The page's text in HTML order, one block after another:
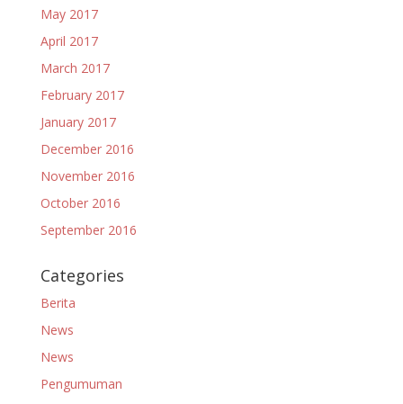
May 2017
April 2017
March 2017
February 2017
January 2017
December 2016
November 2016
October 2016
September 2016
Categories
Berita
News
News
Pengumuman